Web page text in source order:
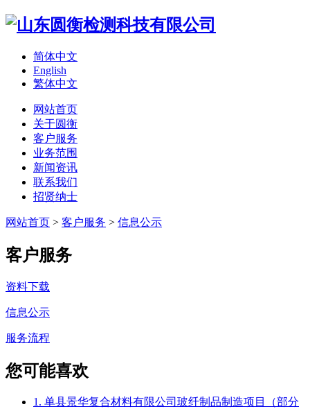
简体中文
English
繁体中文
网站首页
关于圆衡
客户服务
业务范围
新闻资讯
联系我们
招贤纳士
网站首页 > 客户服务 > 信息公示
客户服务
资料下载
信息公示
服务流程
您可能喜欢
1. 单县景华复合材料有限公司玻纤制品制造项目（部分